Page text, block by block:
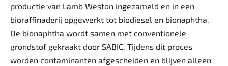
productie van Lamb Weston ingezameld en in een
bioraffinaderij opgewerkt tot biodiesel en bionaphtha.
De bionaphtha wordt samen met conventionele
grondstof gekraakt door SABIC. Tijdens dit proces
worden contaminanten afgescheiden en blijven alleen